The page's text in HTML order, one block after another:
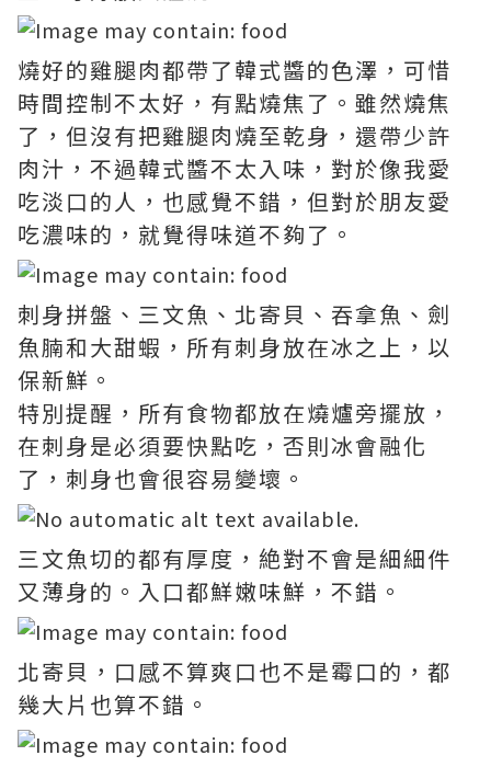
燒好的雞腿肉都帶了韓式醬的色澤，可惜
時間控制不太好，有點燒焦了。雖然燒焦
了，但沒有把雞腿肉燒至乾身，還帶少許
肉汁，不過韓式醬不太入味，對於像我愛
吃淡口的人，也感覺不錯，但對於朋友愛
吃濃味的，就覺得味道不夠了。
刺身拼盤、三文魚、北寄貝、吞拿魚、劍
魚腩和大甜蝦，所有刺身放在冰之上，以
保新鮮。
特別提醒，所有食物都放在燒爐旁擺放，
在刺身是必須要快點吃，否則冰會融化
了，刺身也會很容易變壞。
三文魚切的都有厚度，絶對不會是細細件
又薄身的。入口都鮮嫩味鮮，不錯。
北寄貝，口感不算爽口也不是霉口的，都
幾大片也算不錯。